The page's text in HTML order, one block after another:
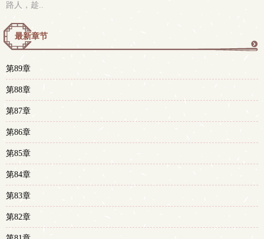
路人，趁..
最新章节
第89章
第88章
第87章
第86章
第85章
第84章
第83章
第82章